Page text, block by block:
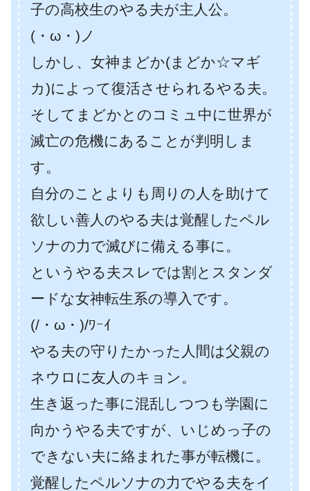
子の高校生のやる夫が主人公。
(・ω・)ノ
しかし、女神まどか(まどか☆マギ
カ)によって復活させられるやる夫。
そしてまどかとのコミュ中に世界が
滅亡の危機にあることが判明しま
す。
自分のことよりも周りの人を助けて
欲しい善人のやる夫は覚醒したペル
ソナの力で滅びに備える事に。
というやる夫スレでは割とスタンダ
ードな女神転生系の導入です。
(/・ω・)/ﾜｰｲ
やる夫の守りたかった人間は父親の
ネウロに友人のキョン。
生き返った事に混乱しつつも学園に
向かうやる夫ですが、いじめっ子の
できない夫に絡まれた事が転機に。
覚醒したペルソナの力でやる夫をイ